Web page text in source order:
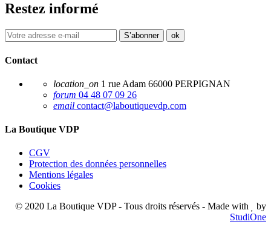
Restez informé
Contact
location_on 1 rue Adam 66000 PERPIGNAN
forum 04 48 07 09 26
email contact@laboutiquevdp.com
La Boutique VDP
CGV
Protection des données personnelles
Mentions légales
Cookies
© 2020 La Boutique VDP - Tous droits réservés - Made with
by
StudiOne